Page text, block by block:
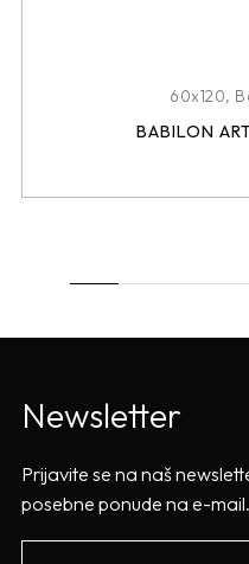
60x120,
BABILON
Newsletter
Prijavite se na naš
posebne ponude na e-mail.